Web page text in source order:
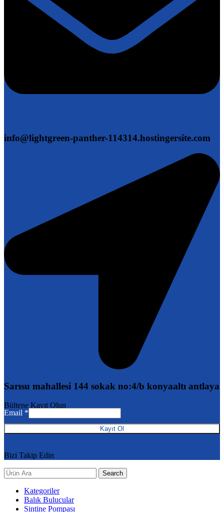
info@lightgreen-panther-114314.hostingersite.com
Sarısu mahallesi 144 sokak no:4/b konyaaltı antlaya
Bültene Kayıt Olun
Email
Email *
Kayıt Ol
Bizi Takip Edin
Search
Kategoriler
Balık Bulucular
Sintine Pompası